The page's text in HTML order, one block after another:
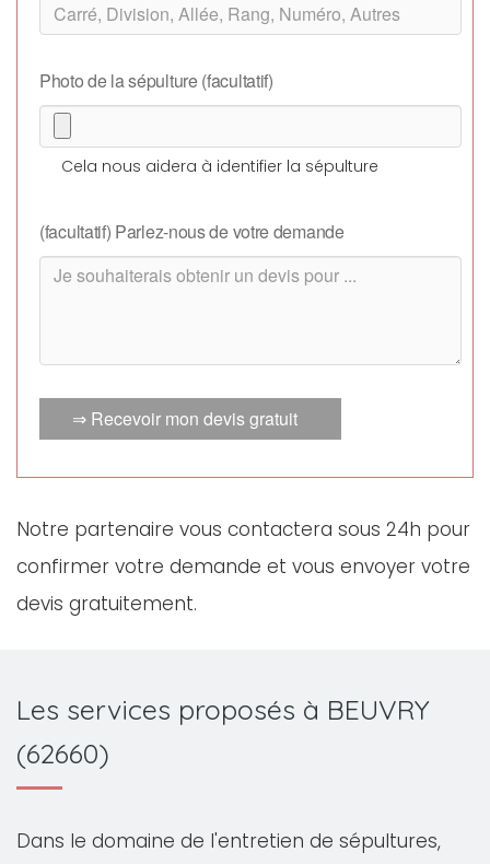
Photo de la sépulture (facultatif)
Cela nous aidera à identifier la sépulture
(facultatif) Parlez-nous de votre demande
⇒ Recevoir mon devis gratuit
Notre partenaire vous contactera sous 24h pour
confirmer votre demande et vous envoyer votre
devis gratuitement.
Les services proposés à BEUVRY
(62660)
Dans le domaine de l'entretien de sépultures,